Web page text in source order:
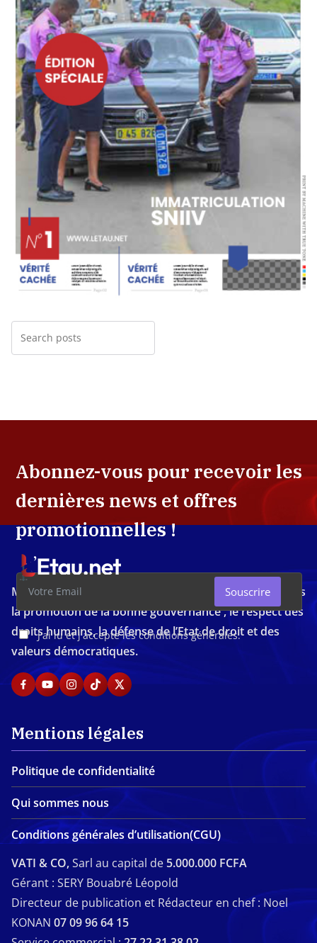
Abonnez-vous pour recevoir les
dernières news et offres
promotionnelles !
J'ai lu et j'accepte les conditions générales.
Souscrire
Média d'investigation ivoirien résolument engagé dans
la promotion de la bonne gouvernance , le respect des
droits humains, la défense de l’Etat de droit et des
valeurs démocratiques.
Mentions légales
Politique de confidentialité
Qui sommes nous
Conditions générales d’utilisation(CGU)
VATI & CO,Sarl au capital de 5.000.000 FCFA
Gérant : SERY Bouabré Léopold
Directeur de publication et Rédacteur en chef : Noel
KONAN 07 09 96 64 15